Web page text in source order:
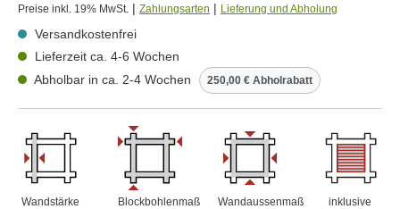
Preise inkl. 19% MwSt. | Zahlungsarten | Lieferung und Abholung
Versandkostenfrei
Lieferzeit ca. 4-6 Wochen
Abholbar in ca. 2-4 Wochen
250,00 € Abholrabatt
Wandstärke
Blockbohlenmaß
Wandaussenmaß
inklusive